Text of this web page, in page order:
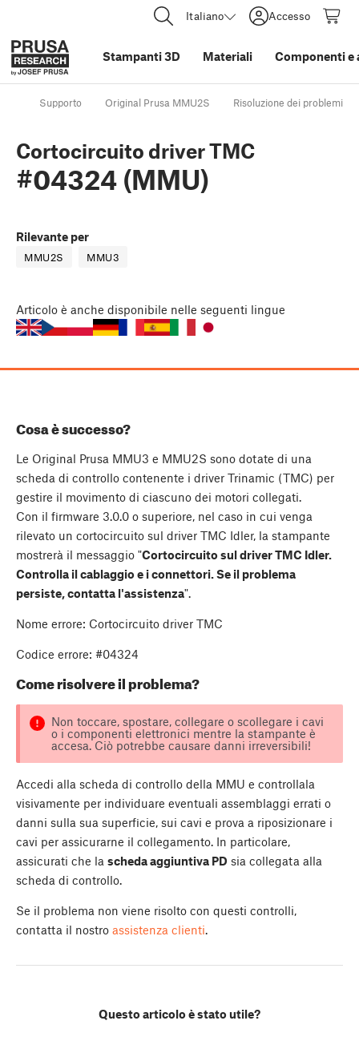
Italiano Accesso
Stampanti 3D Materiali Componenti e
Supporto Original Prusa MMU2S Risoluzione dei problemi
Cortocircuito driver TMC
#04324 (MMU)
Rilevante per
MMU2S MMU3
Articolo è anche disponibile nelle seguenti lingue
Cosa è successo?
Le Original Prusa MMU3 e MMU2S sono dotate di una
scheda di controllo contenente i driver Trinamic (TMC) per
gestire il movimento di ciascuno dei motori collegati.
Con il firmware 3.0.0 o superiore, nel caso in cui venga
rilevato un cortocircuito sul driver TMC Idler, la stampante
mostrerà il messaggio "Cortocircuito sul driver TMC Idler.
Controlla il cablaggio e i connettori. Se il problema
persiste, contatta l'assistenza".
Nome errore: Cortocircuito driver TMC
Codice errore: #04324
Come risolvere il problema?
Non toccare, spostare, collegare o scollegare i cavi
o i componenti elettronici mentre la stampante è
accesa. Ciò potrebbe causare danni irreversibili!
Accedi alla scheda di controllo della MMU e controllala
visivamente per individuare eventuali assemblaggi errati o
danni sulla sua superficie, sui cavi e prova a riposizionare i
cavi per assicurarne il collegamento. In particolare,
assicurati che la scheda aggiuntiva PD sia collegata alla
scheda di controllo.
Se il problema non viene risolto con questi controlli,
contatta il nostro assistenza clienti.
Questo articolo è stato utile?